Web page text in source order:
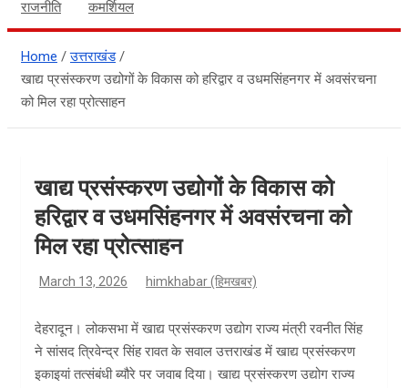
राजनीति कमर्शियल
Home
उत्तराखंड
खाद्य प्रसंस्करण उद्योगों के विकास को हरिद्वार व उधमसिंहनगर में अवसंरचना
को मिल रहा प्रोत्साहन
खाद्य प्रसंस्करण उद्योगों के विकास को
हरिद्वार व उधमसिंहनगर में अवसंरचना को
मिल रहा प्रोत्साहन
March 13, 2026 himkhabar (हिमखबर)
देहरादून। लोकसभा में खाद्य प्रसंस्करण उद्योग राज्य मंत्री रवनीत सिंह
ने सांसद त्रिवेन्द्र सिंह रावत के सवाल उत्तराखंड में खाद्य प्रसंस्करण
इकाइयां तत्संबंधी ब्यौरे पर जवाब दिया। खाद्य प्रसंस्करण उद्योग राज्य